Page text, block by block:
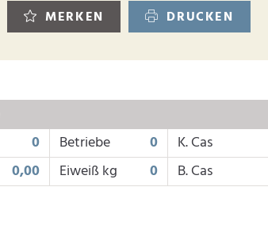
MERKEN DRUCKEN
0 Betriebe 0
K. Cas
0,00 Eiweiß kg 0 B. Cas